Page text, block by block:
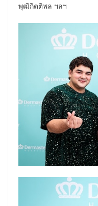
พุฒิกิตติพล ฯลฯ